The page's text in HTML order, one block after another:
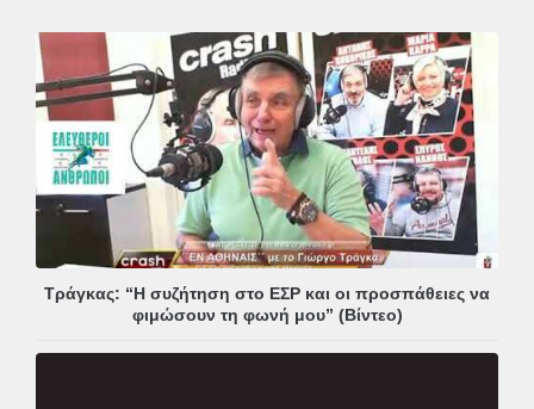
Τράγκας: “Η συζήτηση στο ΕΣΡ και οι προσπάθειες να
φιμώσουν τη φωνή μου” (Βίντεο)